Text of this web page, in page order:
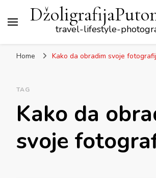
travel-lifestyle-
Home Kako da obradim svoje
TAG
Kako da
svoje